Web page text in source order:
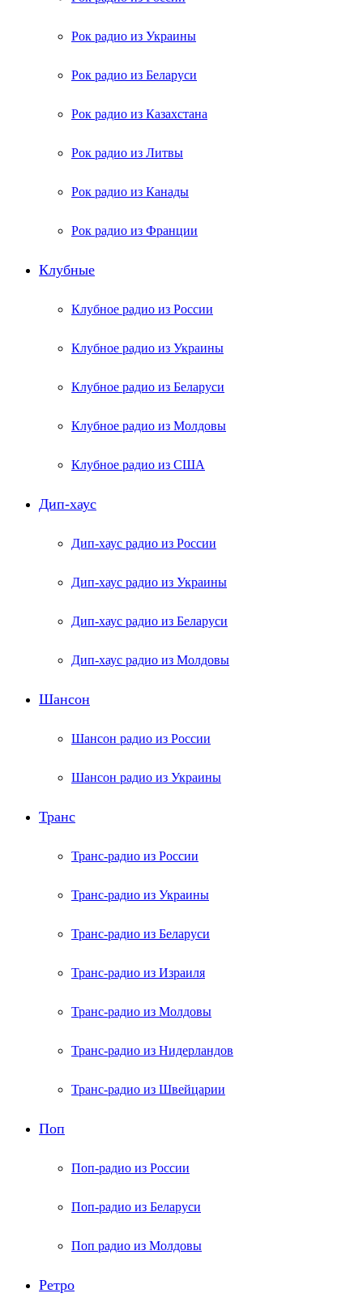
Рок радио из Украины
Рок радио из Беларуси
Рок радио из Казахстана
Рок радио из Литвы
Рок радио из Канады
Рок радио из Франции
Клубные
Клубное радио из России
Клубное радио из Украины
Клубное радио из Беларуси
Клубное радио из Молдовы
Клубное радио из США
Дип-хаус
Дип-хаус радио из России
Дип-хаус радио из Украины
Дип-хаус радио из Беларуси
Дип-хаус радио из Молдовы
Шансон
Шансон радио из России
Шансон радио из Украины
Транс
Транс-радио из России
Транс-радио из Украины
Транс-радио из Беларуси
Транс-радио из Израиля
Транс-радио из Молдовы
Транс-радио из Нидерландов
Транс-радио из Швейцарии
Поп
Поп-радио из России
Поп-радио из Беларуси
Поп радио из Молдовы
Ретро